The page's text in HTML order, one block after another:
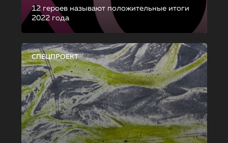
12 героев называют положительные итоги
2022 года
СПЕЦПРОЕКТ